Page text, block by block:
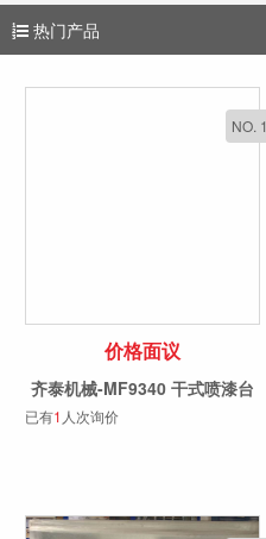
热门产品
价格面议
齐泰机械-MF9340 干式喷漆台
已有1 人次询价
NO. 1